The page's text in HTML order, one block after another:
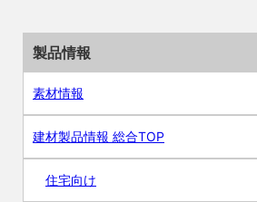
製品情報
素材情報
建材製品情報 総合TOP
住宅向け